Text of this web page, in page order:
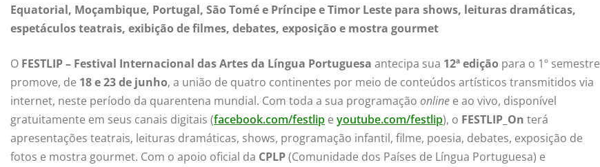
Equatorial, Moçambique, Portugal, São Tomé e Príncipe e Timor Leste para shows, leituras dramáticas,
espetáculos teatrais, exibição de filmes, debates, exposição e mostra gourmet
O FESTLIP – Festival Internacional das Artes da Língua Portuguesa antecipa sua 12ª edição para o 1º semestre
promove, de 18 e 23 de junho, a união de quatro continentes por meio de conteúdos artísticos transmitidos via
internet, neste período da quarentena mundial. Com toda a sua programação online e ao vivo, disponível
gratuitamente em seus canais digitais (facebook.com/festlip e youtube.com/festlip), o FESTLIP_On terá
apresentações teatrais, leituras dramáticas, shows, programação infantil, filme, poesia, debates, exposição de
fotos e mostra gourmet. Com o apoio oficial da CPLP(Comunidade dos Países de Língua Portuguesa) e